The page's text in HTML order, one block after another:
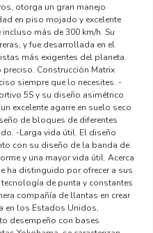
otorga un gran manejo
en piso mojado y excelente
más de 300 km/h. Su
y fue desarrollada en el
más exigentes del planeta.
preciso. Construcción Matrix
siempre que lo necesites. -
5S y su diseño asimétrico
excelente agarre en suelo seco
de bloques de diferentes
-Larga vida útil. El diseño
con su diseño de la banda de
y una mayor vida útil. Acerca
ha distinguido por ofrecer a sus
de punta y constantes
compañía de llantas en crear
en los Estados Unidos,
desempeño con bases